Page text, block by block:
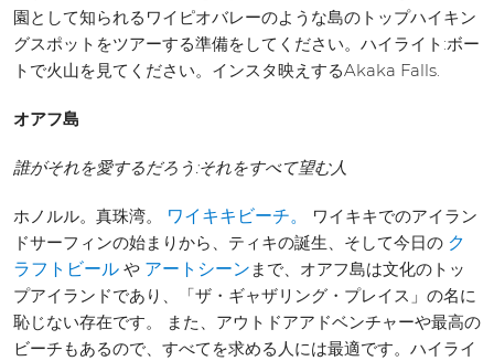
園として知られるワイピオバレーのような島のトップハイキン
グスポットをツアーする準備をしてください。ハイライト:ボー
トで火山を見てください。インスタ映えするAkaka Falls.
オアフ島
誰がそれを愛するだろう:それをすべて望む人
ホノルル。真珠湾。 ワイキキビーチ。
ワイキキでのアイラン
ドサーフィンの始まりから、ティキの誕生、そして今日の ク
ラフトビール や アートシーン まで、オアフ島は文化のトッ
プアイランドであり、「ザ・ギャザリング・プレイス」の名に
恥じない存在です。 また、アウトドアアドベンチャーや最高の
ビーチもあるので、すべてを求める人には最適です。ハイライ